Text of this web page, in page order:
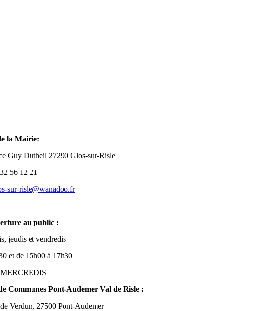
la Mairie:
Guy Dutheil 27290 Glos-sur-Risle
56 12 21
sur-risle@wanadoo.fr
au public :
jeudis et vendredis
et de 15h00 à 17h30
Communes Pont-Audemer Val de Risle :
Verdun, 27500 Pont-Audemer